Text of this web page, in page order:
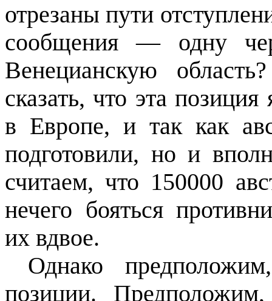
отрезаны пути
сообщения — одну
Венецианскую
сказать, что эта
в Европе, и так как
подготовили, но и
считаем, что 150000
нечего бояться
их вдвое.
Однако
позиции.